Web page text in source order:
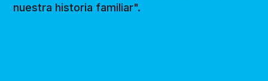
nuestra historia familiar".